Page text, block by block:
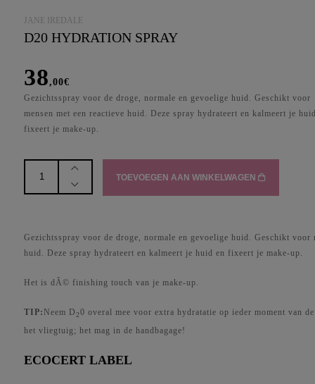
JANE IREDALE
D20 HYDRATION SPRAY
38,00€
Gezichtsspray voor de droge, normale en gevoelige huid. Geschikt voor
mensen met een reactieve huid. Deze spray hydrateert en kalmeert je
fixeert je make-up.
HYDRATION
SPRAY
TOEVOEGEN AAN WINKELWAGEN
Gezichtsspray voor de droge, normale en gevoelige huid. Geschikt voor
huid. Deze spray hydrateert en kalmeert je huid en fixeert je make-up.
Het is dÃ© finishing touch van je make-up.
TIP: Neem D20 overal mee voor extra hydratatie op ieder moment van
het vliegtuig; het mag in de handbagage!
ECOCERT LABEL